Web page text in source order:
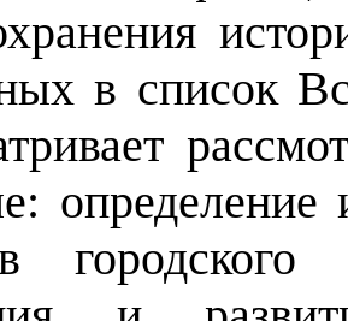
в список
определение